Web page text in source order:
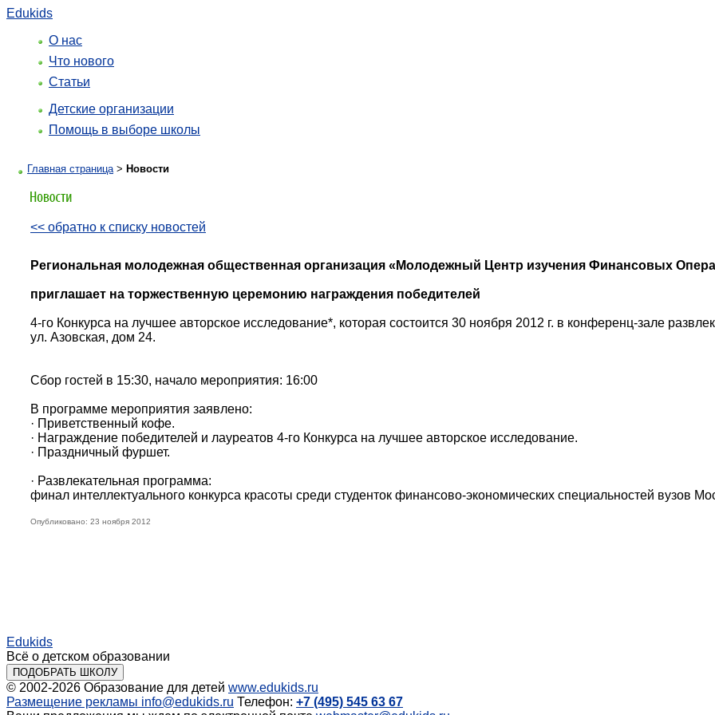
Edukids
О нас
Что нового
Статьи
Детские организации
Помощь в выборе школы
Главная страница> Новости
<< обратно к списку новостей
Региональная молодежная общественная организация «Молодежный Центр изучения Финансовых
приглашает на торжественную церемонию награждения победителей
4-го Конкурса на лучшее авторское исследование*, которая состоится 30 ноября 2012 г. в конференц-зале
ул. Азовская, дом 24.
Сбор гостей в 15:30, начало мероприятия: 16:00
В программе мероприятия заявлено:
· Приветственный кофе.
· Награждение победителей и лауреатов 4-го Конкурса на лучшее авторское исследование.
· Праздничный фуршет.
· Развлекательная программа:
финал интеллектуального конкурса красоты среди студенток финансово-экономических специальностей вузов
Опубликовано: 23 ноября 2012
Edukids
Всё о детском образовании
ПОДОБРАТЬ ШКОЛУ
© 2002-2026 Образование для детей www.edukids.ru
Размещение рекламы info@edukids.ru Телефон: +7 (495) 545 63 67